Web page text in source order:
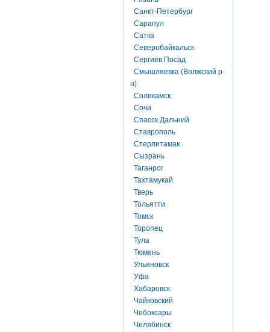
Санкт-Петербург
Сарапул
Сатка
Северобайкальск
Сергиев Посад
Смышляевка (Волжский р-
н)
Соликамск
Сочи
Спасск Дальний
Ставрополь
Стерлитамак
Сызрань
Таганрог
Тахтамукай
Тверь
Тольятти
Томск
Торопец
Тула
Тюмень
Ульяновск
Уфа
Хабаровск
Чайковский
Чебоксары
Челябинск